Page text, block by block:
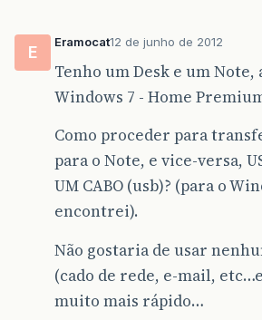
E
Eramocat12 de junho de 2012
Tenho um Desk e um Note,
Windows 7 - Home
Como proceder para
para o Note, e vice-versa,
UM CABO (usb)? (para o
encontrei).
Não gostaria de usar
(cado de rede, e-mail,
muito mais rápido…